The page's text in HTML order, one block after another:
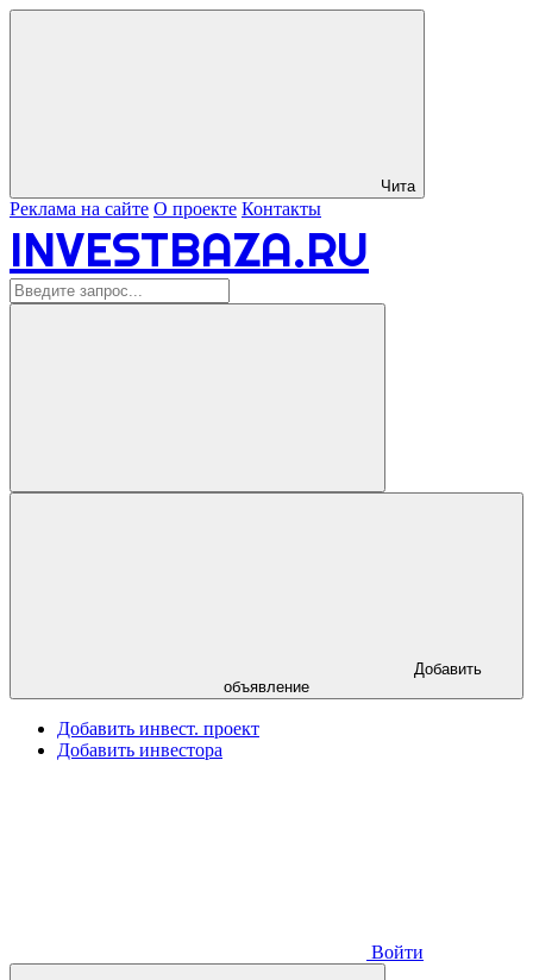
Чита
Реклама на сайте О проекте Контакты
INVESTBAZA.RU
объявление
Добавить инвест. проект
Добавить инвестора
Войти